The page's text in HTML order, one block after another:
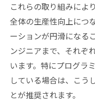
これらの取り組みによ
全体の生産性向上につ
ーションが円滑になる
ンジニアまで、それぞ
います。特にプログラ
している場合は、こう
とが推奨されます。